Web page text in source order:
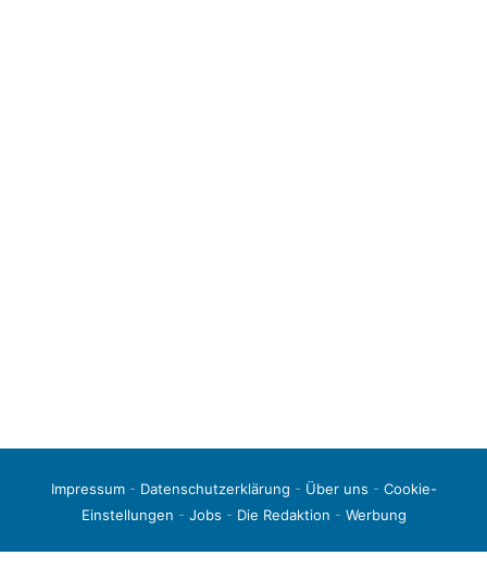
Impressum- Datenschutzerklärung - Über uns - Cookie-
Einstellungen - Jobs - Die Redaktion - Werbung